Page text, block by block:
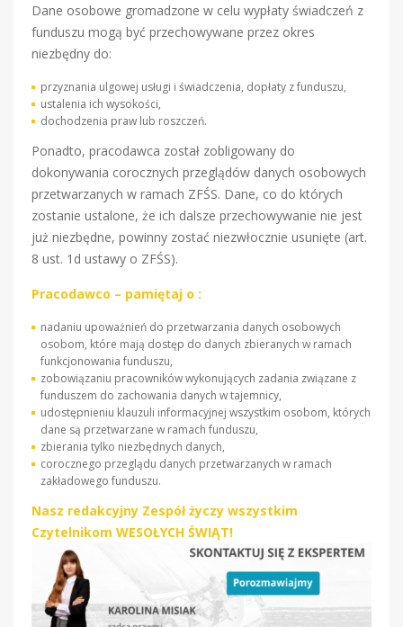
Dane osobowe gromadzone w celu wypłaty świadczeń z
funduszu mogą być przechowywane przez okres
niezbędny do:
przyznania ulgowej usługi i świadczenia, dopłaty z funduszu,
ustalenia ich wysokości,
dochodzenia praw lub roszczeń.
Ponadto, pracodawca został zobligowany do
dokonywania corocznych przeglądów danych osobowych
przetwarzanych w ramach ZFŚS. Dane, co do których
zostanie ustalone, że ich dalsze przechowywanie nie jest
już niezbędne, powinny zostać niezwłocznie usunięte (art.
8 ust. 1d ustawy o ZFŚS).
Pracodawco – pamiętaj o :
nadaniu upoważnień do przetwarzania danych osobowych
osobom, które mają dostęp do danych zbieranych w ramach
funkcjonowania funduszu,
zobowiązaniu pracowników wykonujących zadania związane z
funduszem do zachowania danych w tajemnicy,
udostępnieniu klauzuli informacyjnej wszystkim osobom, których
dane są przetwarzane w ramach funduszu,
zbierania tylko niezbędnych danych,
corocznego przeglądu danych przetwarzanych w ramach
zakładowego funduszu.
Nasz redakcyjny Zespół życzy wszystkim
Czytelnikom WESOŁYCH ŚWIĄT!